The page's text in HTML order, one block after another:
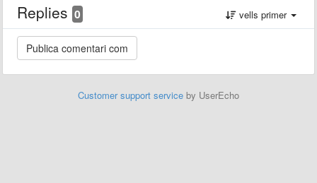
Replies 0 vells primer
Customer support service by UserEcho